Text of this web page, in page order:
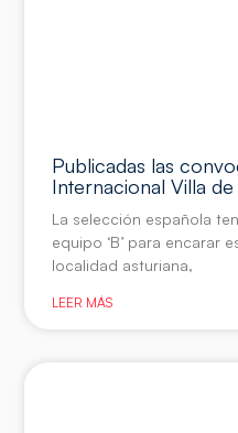
Publicadas las
Internacional Villa de
La selección española
equipo ‘B’ para encarar
localidad asturiana,
LEER MÁS